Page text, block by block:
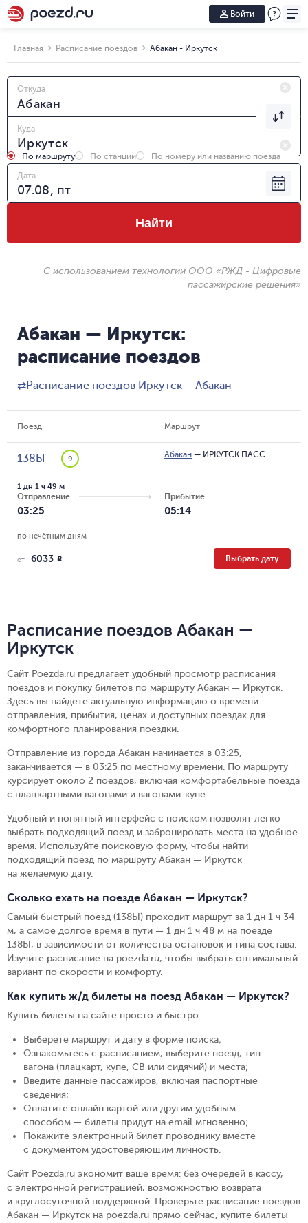
Войти
Главная Расписание поездов Абакан - Иркутск
Откуда
Куда
По маршруту По станции
По номеру или названию поезда
Дата
Найти
С использованием технологии ООО «РЖД - Цифровые
пассажирские решения»
Абакан — Иркутск:
расписание поездов
⇄Расписание поездов Иркутск – Абакан
Поезд Маршрут
138Ы 9 Абакан — ИРКУТСК ПАСС
Отправление
03:25
1 дн 1 ч 49 м
Прибытие
05:14
по нечётным дням
от 6033 R Выбрать дату
Расписание поездов Абакан —
Иркутск
Сайт Poezda.ru предлагает удобный просмотр расписания
поездов и покупку билетов по маршруту Абакан — Иркутск.
Здесь вы найдете актуальную информацию о времени
отправления, прибытия, ценах и доступных поездах для
комфортного планирования поездки.
Отправление из города Абакан начинается в 03:25,
заканчивается — в 03:25 по местному времени. По маршруту
курсирует около 2 поездов, включая комфортабельные поезда
с плацкартными вагонами и вагонами-купе.
Удобный и понятный интерфейс с поиском позволят легко
выбрать подходящий поезд и забронировать места на удобное
время. Используйте поисковую форму, чтобы найти
подходящий поезд по маршруту Абакан — Иркутск
на желаемую дату.
Сколько ехать на поезде Абакан — Иркутск?
Самый быстрый поезд (138Ы) проходит маршрут за 1 дн 1 ч 34
м, а самое долгое время в пути — 1 дн 1 ч 48 м на поезде
138Ы, в зависимости от количества остановок и типа состава.
Изучите расписание на poezda.ru, чтобы выбрать оптимальный
вариант по скорости и комфорту.
Как купить ж/д билеты на поезд Абакан — Иркутск?
Купить билеты на сайте просто и быстро:
Выберете маршрут и дату в форме поиска;
Ознакомьтесь с расписанием, выберите поезд, тип
вагона (плацкарт, купе, СВ или сидячий) и места;
Введите данные пассажиров, включая паспортные
сведения;
Оплатите онлайн картой или другим удобным
способом — билеты придут на email мгновенно;
Покажите электронный билет проводнику вместе
с документом удостоверяющим личность.
Сайт Poezda.ru экономит ваше время: без очередей в кассу,
с электронной регистрацией, возможностью возврата
и круглосуточной поддержкой. Проверьте расписание поездов
Абакан — Иркутск на poezda.ru прямо сейчас, купите билеты